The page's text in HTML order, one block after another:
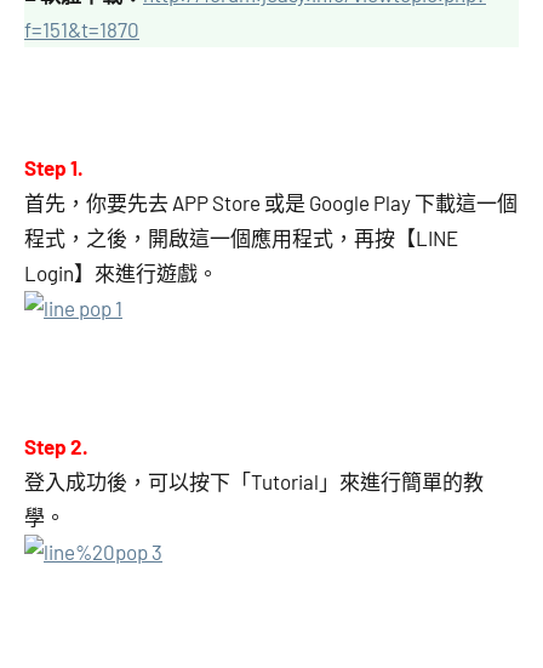
f=151&t=1870
Step 1.
首先，你要先去 APP Store 或是 Google Play 下載這一個
程式，之後，開啟這一個應用程式，再按【LINE
Login】來進行遊戲。
Step 2.
登入成功後，可以按下「Tutorial」來進行簡單的教
學。